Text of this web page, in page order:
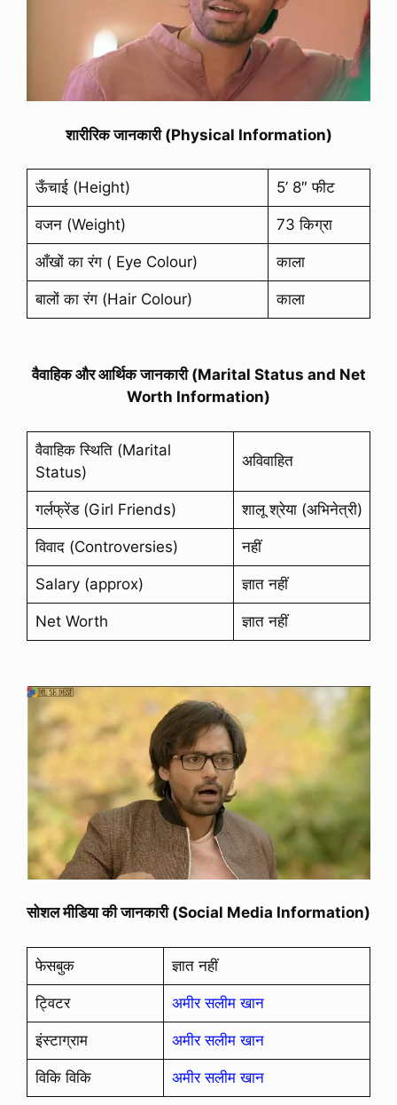
शारीरिक जानकारी (Physical Information)
ऊँचाई (Height) 5’ 8″ फीट
वजन (Weight) 73 किग्रा
आँखों का रंग ( Eye Colour) काला
बालों का रंग (Hair Colour) काला
वैवाहिक और आर्थिक जानकारी (Marital Status and Net
Worth Information)
वैवाहिक स्थिति (Marital
Status)
अविवाहित
गर्लफ्रेंड (Girl Friends) शालू श्रेया (अभिनेत्री)
विवाद (Controversies) नहीं
Salary (approx) ज्ञात नहीं
Net Worth ज्ञात नहीं
सोशल मीडिया की जानकारी (Social Media Information)
फेसबुक ज्ञात नहीं
ट्विटर अमीर सलीम खान
इंस्टाग्राम अमीर सलीम खान
विकि विकि अमीर सलीम खान